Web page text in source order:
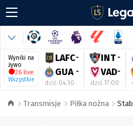
Wyniki na
żywo
26 live
Wszystkie
LAFC-
GUA -
dziś 04:30
INT-
VAD-
dziś 17:00
Transmisje Piłka nożna